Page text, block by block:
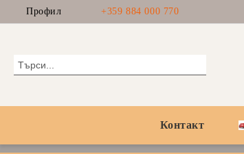
Профил +359 884 000 770
Контакт